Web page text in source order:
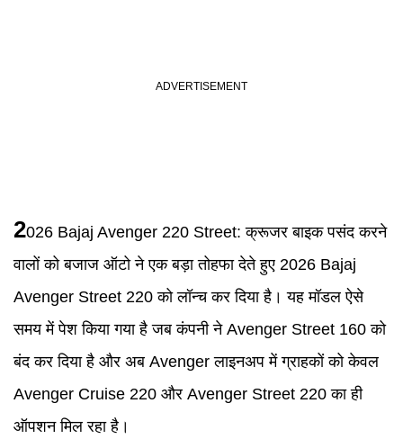
2026 Bajaj Avenger 220 Street:क्रूजर बाइक पसंद करने
वालों को बजाज ऑटो ने एक बड़ा तोहफा देते हुए 2026 Bajaj
Avenger Street 220 को लॉन्च कर दिया है। यह मॉडल ऐसे
समय में पेश किया गया है जब कंपनी ने Avenger Street 160 को
बंद कर दिया है और अब Avenger लाइनअप में ग्राहकों को केवल
Avenger Cruise 220 और Avenger Street 220 का ही
ऑपशन मिल रहा है।